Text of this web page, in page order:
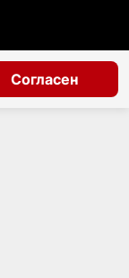
Согласен